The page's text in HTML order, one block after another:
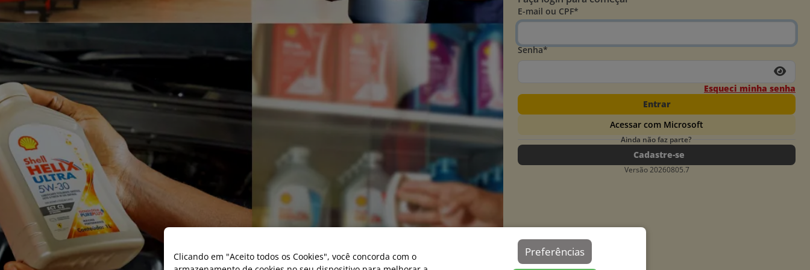
Clicando em "Aceito todos os Cookies", você concorda com o
Preferências
E-mail ou CPF*
Senha*
Esqueci minha senha
Entrar
Acessar com Microsoft
Ainda não faz parte?
Cadastre-se
Versão 20260805.7